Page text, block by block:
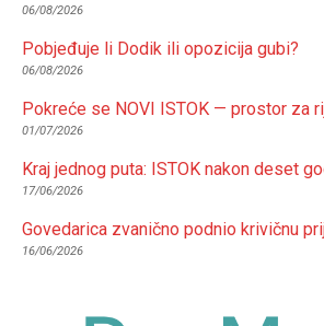
06/08/2026
Pobjeđuje li Dodik ili opozicija gubi?
06/08/2026
Pokreće se NOVI ISTOK — prostor za
01/07/2026
Kraj jednog puta: ISTOK nakon deset
17/06/2026
Govedarica zvanično podnio krivičnu
16/06/2026